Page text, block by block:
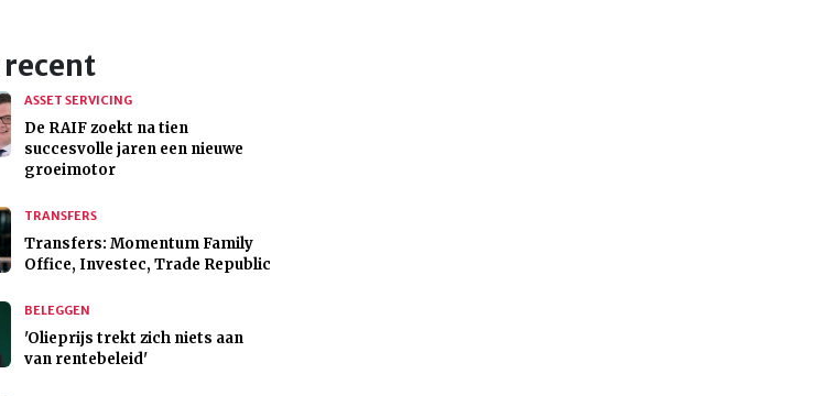
ASSET SERVICING
De RAIF zoekt na tien
succesvolle jaren een nieuwe
groeimotor
TRANSFERS
Transfers: Momentum Family
Office, Investec, Trade Republic
BELEGGEN
'Olieprijs trekt zich niets aan
van rentebeleid'